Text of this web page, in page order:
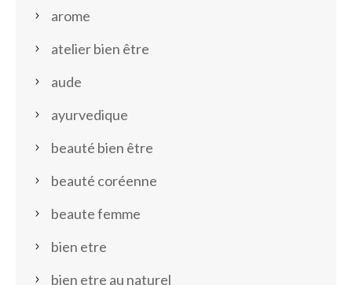
arome
atelier bien être
aude
ayurvedique
beauté bien être
beauté coréenne
beaute femme
bien etre
bien etre au naturel